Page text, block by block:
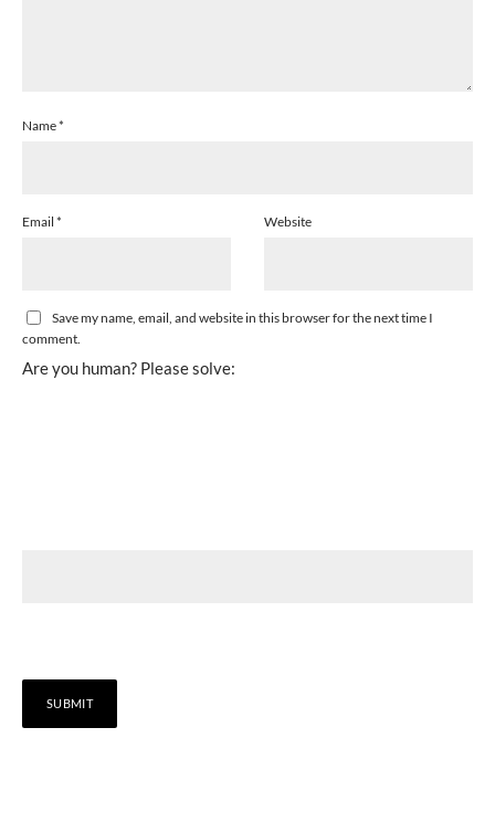
Name*
Email * Website
Save my name, email, and website in this browser for the next time I
comment.
Are you human? Please solve: